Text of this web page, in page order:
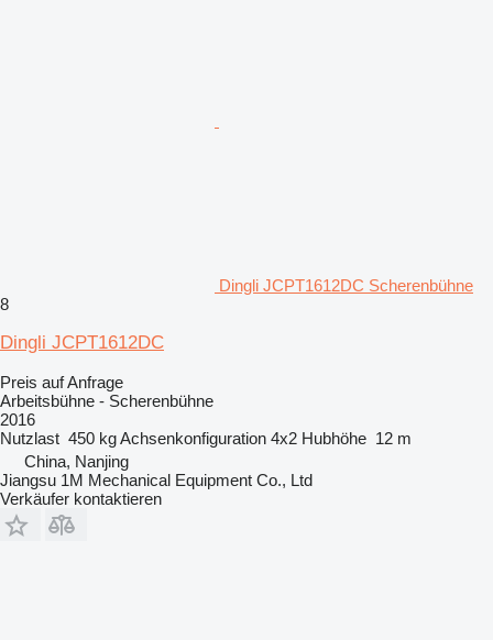
Dingli JCPT1612DC Scherenbühne
8
Dingli JCPT1612DC
Preis auf Anfrage
Arbeitsbühne - Scherenbühne
2016
Nutzlast 450 kgAchsenkonfiguration 4x2 Hubhöhe 12 m
China, Nanjing
Jiangsu 1M Mechanical Equipment Co., Ltd
Verkäufer kontaktieren